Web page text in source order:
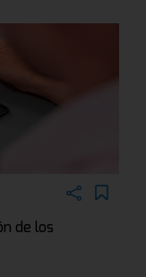
de los